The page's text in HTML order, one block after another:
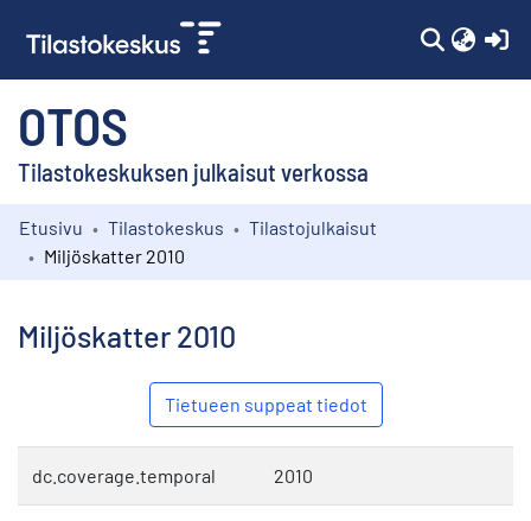
OTOS
Tilastokeskuksen julkaisut verkossa
Kokoelmat
Etusivu Tilastokeskus
Tilastojulkaisut
Miljöskatter 2010
Miljöskatter 2010
Tietueen suppeat tiedot
dc.coverage.temporal 2010